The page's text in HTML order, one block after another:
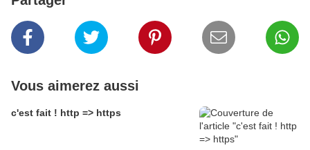
Vous aimerez aussi
c'est fait ! http => https